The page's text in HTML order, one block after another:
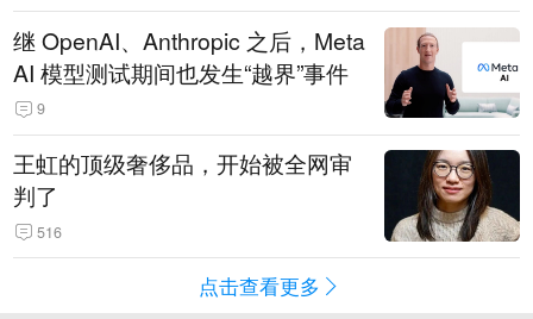
继 OpenAI、Anthropic 之后，Meta
AI 模型测试期间也发生“越界”事件
9
王虹的顶级奢侈品，开始被全网审
判了
516
点击查看更多